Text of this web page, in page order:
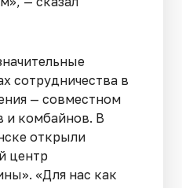
сотрудничества в
— совместном
и комбайнов. В
открыли
центр
«Для нас как